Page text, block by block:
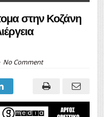
στην Κοζάνη
No Comment